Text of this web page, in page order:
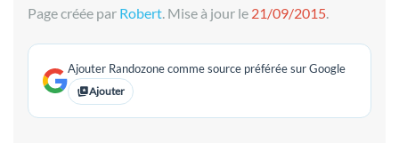
Page créée par Robert. Mise à jour le 21/09/2015.
Ajouter Randozone comme source préférée sur Google
Ajouter